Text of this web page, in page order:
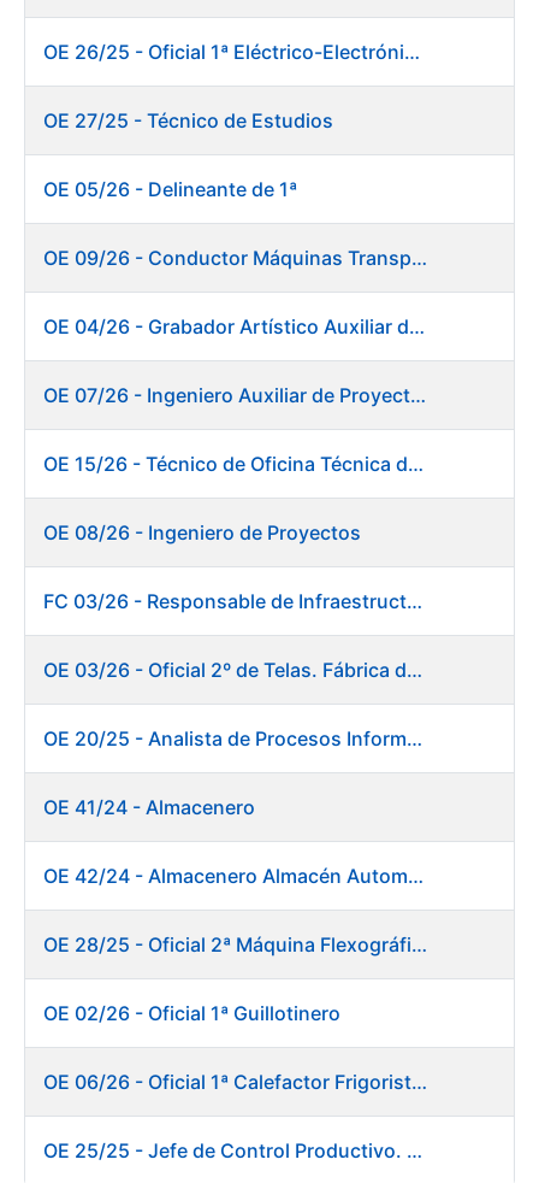
Mostrar/Ocultar OE 26/25 - Oficial 1ª Eléctrico-Electrónico. Fábrica de Papel
OE 27/25 - Técnico de Estudios
OE 05/26 - Delineante de 1ª
OE 09/26 - Conductor Máquinas Transportadoras Elevadoras. Fábrica de Papel
OE 04/26 - Grabador Artístico Auxiliar de Originales
OE 07/26 - Ingeniero Auxiliar de Proyectos. Ceres
OE 15/26 - Técnico de Oficina Técnica de Producto. Fábrica de Papel
OE 08/26 - Ingeniero de Proyectos
FC 03/26 - Responsable de Infraestructuras de TI
OE 03/26 - Oficial 2º de Telas. Fábrica de Papel
OE 20/25 - Analista de Procesos Informáticos
OE 41/24 - Almacenero
OE 42/24 - Almacenero Almacén Automático
OE 28/25 - Oficial 2ª Máquina Flexográfica y Finalizado
OE 02/26 - Oficial 1ª Guillotinero
OE 06/26 - Oficial 1ª Calefactor Frigorista. Fábrica de Papel
OE 25/25 - Jefe de Control Productivo. Fábrica de Papel